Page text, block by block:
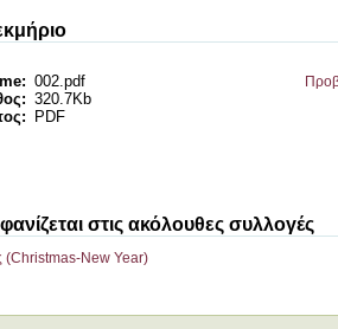
002.pdf
320.7Kb
PDF
στις ακόλουθες συλλογές
(Christmas-New Year)